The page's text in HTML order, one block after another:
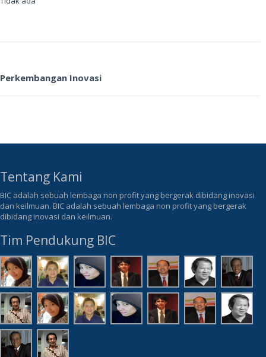
Perkembangan Inovasi
Tentang Kami
BIC adalah sebuah lembaga non profit yang bergerak dibidang inovasi
dan keilmuan. BIC adalah sebuah lembaga non profit yang bergerak
dibidang inovasi dan keilmuan.
Tim Pendukung BIC